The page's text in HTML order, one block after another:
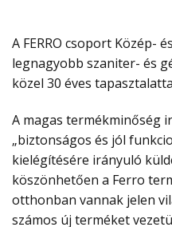
A FERRO csoport Közép-
legnagyobb szaniter- és
közel 30 éves
A magas termékminőség
„biztonságos és jól
kielégítésére irányuló
köszönhetően a Ferro
otthonban vannak jelen
számos új terméket